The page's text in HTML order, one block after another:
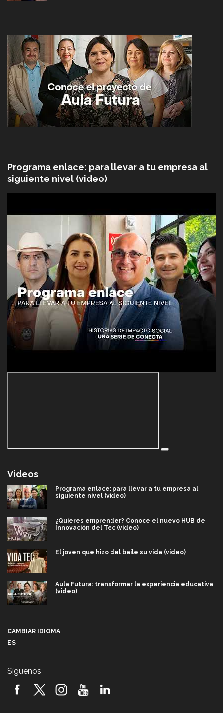
Programa enlace: para llevar a tu empresa al
siguiente nivel (video)
Videos
Programa enlace: para llevar a tu empresa al
siguiente nivel (video)
¿Quieres emprender? Conoce el nuevo HUB de
Innovación del Tec (video)
El joven que hizo del baile su vida (video)
Aula Futura: transformar la experiencia educativa
(video)
2026! (video)
CAMBIAR IDIOMA
ES
Síguenos